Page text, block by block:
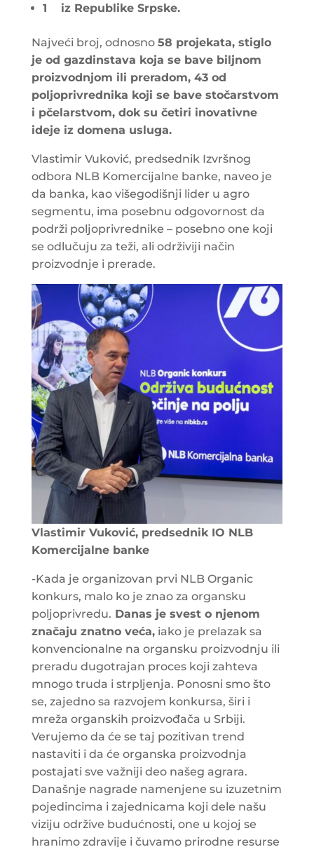
1 iz Republike Srpske.
Najveći broj, odnosno 58 projekata, stiglo
je od gazdinstava koja se bave biljnom
proizvodnjom ili preradom, 43 od
poljoprivrednika koji se bave stočarstvom
i pčelarstvom, dok su četiri inovativne
ideje iz domena usluga.
Vlastimir Vuković, predsednik Izvršnog
odbora NLB Komercijalne banke, naveo je
da banka, kao višegodišnji lider u agro
segmentu, ima posebnu odgovornost da
podrži poljoprivrednike – posebno one koji
se odlučuju za teži, ali održiviji način
proizvodnje i prerade.
Vlastimir Vuković, predsednik IO NLB
Komercijalne banke
-Kada je organizovan prvi NLB Organic
konkurs, malo ko je znao za organsku
poljoprivredu. Danas je svest o njenom
značaju znatno veća,iako je prelazak sa
konvencionalne na organsku proizvodnju ili
preradu dugotrajan proces koji zahteva
mnogo truda i strpljenja. Ponosni smo što
se, zajedno sa razvojem konkursa, širi i
mreža organskih proizvođača u Srbiji.
Verujemo da će se taj pozitivan trend
nastaviti i da će organska proizvodnja
postajati sve važniji deo našeg agrara.
Današnje nagrade namenjene su izuzetnim
pojedincima i zajednicama koji dele našu
viziju održive budućnosti, one u kojoj se
hranimo zdravije i čuvamo prirodne resurse